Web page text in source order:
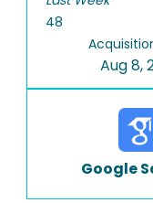
48
Aug 8,
Google